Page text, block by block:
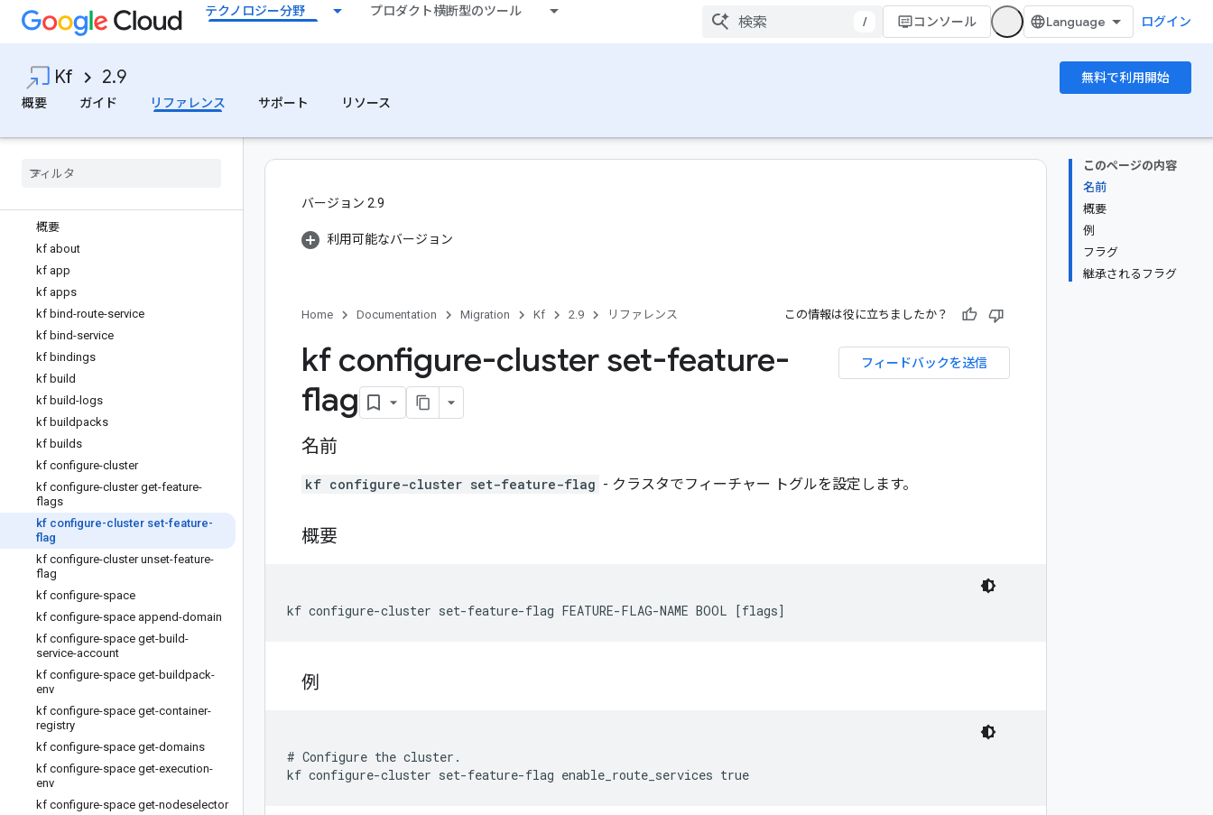
テクノロジー分野 プロダクト横断型のツール
/ コンソール ログイン
Kf 2.9
無料で利用開始
概要
ガイド リファレンス サポート リソース
すべての API とリファレンス
概要
kf about
kf app
kf apps
kf bind-route-service
kf bind-service
kf bindings
kf build
kf build-logs
kf buildpacks
kf builds
kf configure-cluster
kf configure-cluster get-feature-
flags
kf configure-cluster set-feature-
flag
kf configure-cluster unset-feature-
flag
kf configure-space
kf configure-space append-domain
kf configure-space get-build-
service-account
kf configure-space get-buildpack-
env
kf configure-space get-container-
registry
kf configure-space get-domains
kf configure-space get-execution-
env
kf configure-space get-nodeselector
このページの内容
名前
概要
例
フラグ
継承されるフラグ
バージョン 2.9
利用可能なバージョン
Home Documentation Migration Kf 2.9 リファレンス この情報は役に立ちましたか？
フィードバックを送信
kf configure-cluster set-feature-
flag
名前
kf configure-cluster set-feature-flag - クラスタでフィーチャー トグルを設定します。
概要
kf configure-cluster set-feature-flag FEATURE-FLAG-NAME BOOL [flags]
例
# Configure the cluster.